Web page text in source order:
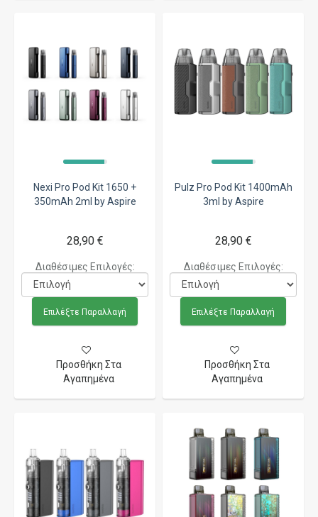
Nexi Pro Pod Kit 1650 +
350mAh 2ml by Aspire
28,90 €
Διαθέσιμες Επιλογές:
Επιλέξτε Παραλλαγή
Προσθήκη Στα
Αγαπημένα
Pulz Pro Pod Kit 1400mAh
3ml by Aspire
28,90 €
Διαθέσιμες Επιλογές:
Επιλέξτε Παραλλαγή
Προσθήκη Στα
Αγαπημένα